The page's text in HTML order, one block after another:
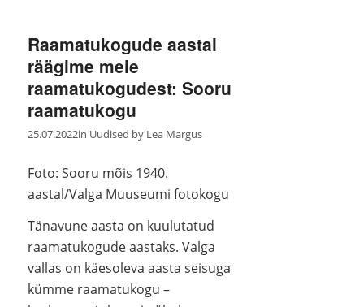
Raamatukogude aastal
räägime meie
raamatukogudest: Sooru
raamatukogu
25.07.2022in Uudised by Lea Margus
Foto: Sooru mõis 1940.
aastal/Valga Muuseumi fotokogu
Tänavune aasta on kuulutatud
raamatukogude aastaks. Valga
vallas on käesoleva aasta seisuga
kümme raamatukogu –